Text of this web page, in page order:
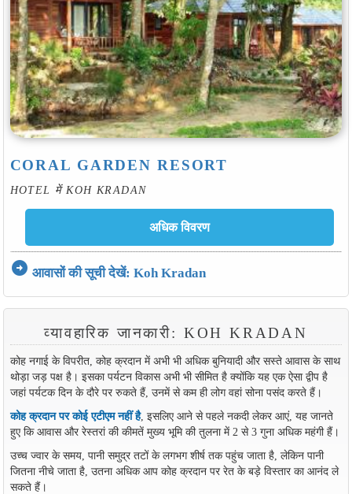
CORAL GARDEN RESORT
HOTEL में KOH KRADAN
arrow_circle_right आवासों की सूची देखें: Koh Kradan
व्यावहारिक जानकारी: KOH KRADAN
कोह नगाई के विपरीत, कोह क्रदान में अभी भी अधिक बुनियादी और सस्ते आवास के साथ
थोड़ा जड़ पक्ष है। इसका पर्यटन विकास अभी भी सीमित है क्योंकि यह एक ऐसा द्वीप है
जहां पर्यटक दिन के दौरे पर रुकते हैं, उनमें से कम ही लोग वहां सोना पसंद करते हैं।
कोह क्रदान पर कोई एटीएम नहीं है, इसलिए आने से पहले नकदी लेकर आएं, यह जानते
हुए कि आवास और रेस्तरां की कीमतें मुख्य भूमि की तुलना में 2 से 3 गुना अधिक महंगी हैं।
उच्च ज्वार के समय, पानी समुद्र तटों के लगभग शीर्ष तक पहुंच जाता है, लेकिन पानी
जितना नीचे जाता है, उतना अधिक आप कोह क्रदान पर रेत के बड़े विस्तार का आनंद ले
सकते हैं।